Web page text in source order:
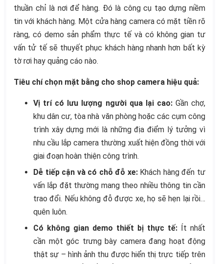
thuần chỉ là nơi để hàng. Đó là công cụ tạo dựng niềm
tin với khách hàng. Một cửa hàng camera có mặt tiền rõ
ràng, có demo sản phẩm thực tế và có không gian tư
vấn tử tế sẽ thuyết phục khách hàng nhanh hơn bất kỳ
tờ rơi hay quảng cáo nào.
Tiêu chí chọn mặt bằng cho shop camera hiệu quả:
Vị trí có lưu lượng người qua lại cao:Gần chợ,
khu dân cư, tòa nhà văn phòng hoặc các cụm công
trình xây dựng mới là những địa điểm lý tưởng vì
nhu cầu lắp camera thường xuất hiện đồng thời với
giai đoạn hoàn thiện công trình.
Dễ tiếp cận và có chỗ đỗ xe:Khách hàng đến tư
vấn lắp đặt thường mang theo nhiều thông tin cần
trao đổi. Nếu không đỗ được xe, họ sẽ hẹn lại rồi…
quên luôn.
Có không gian demo thiết bị thực tế: Ít nhất
cần một góc trưng bày camera đang hoạt động
thật sự – hình ảnh thu được hiển thị trực tiếp trên